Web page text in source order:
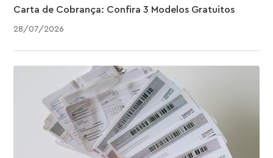
28/07/2026
Carta de Cobrança: Confira 3 Modelos Gratuitos